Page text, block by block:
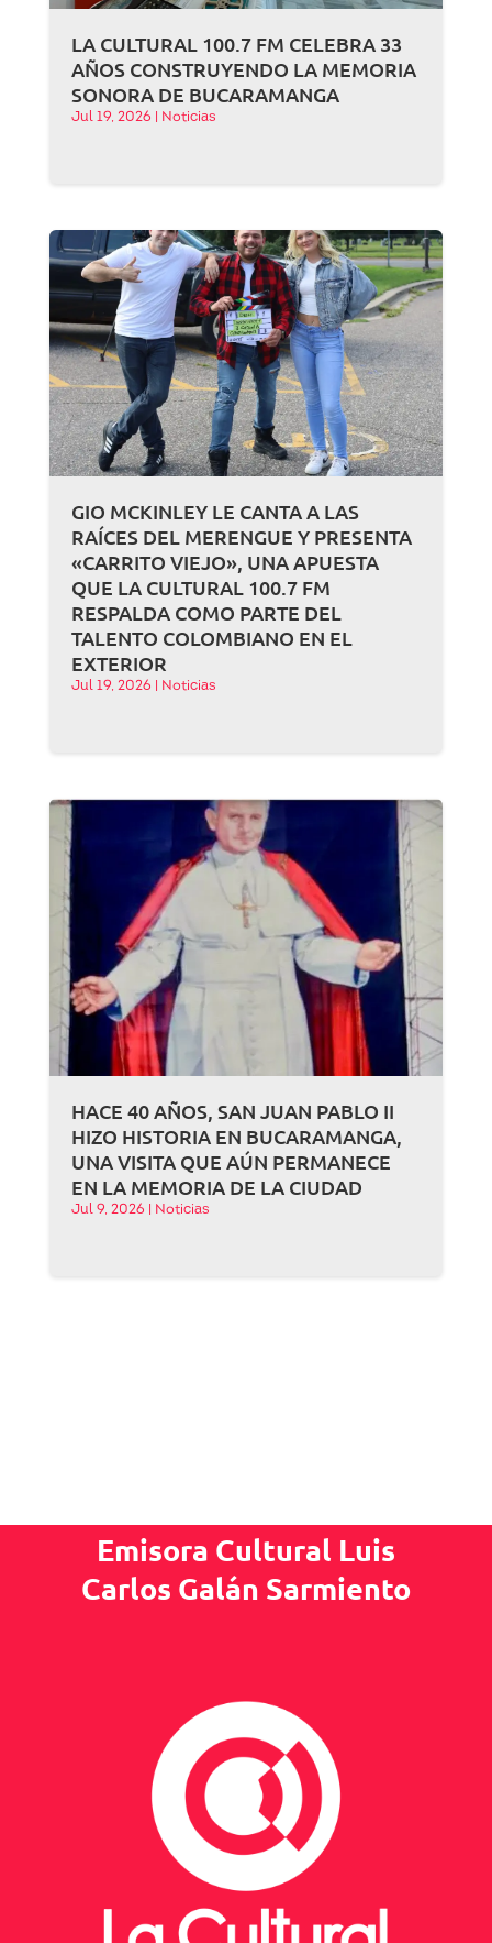
LA CULTURAL 100.7 FM CELEBRA 33
AÑOS CONSTRUYENDO LA MEMORIA
SONORA DE BUCARAMANGA
Jul 19, 2026 Noticias
GIO MCKINLEY LE CANTA A LAS
RAÍCES DEL MERENGUE Y PRESENTA
«CARRITO VIEJO», UNA APUESTA
QUE LA CULTURAL 100.7 FM
RESPALDA COMO PARTE DEL
TALENTO COLOMBIANO EN EL
EXTERIOR
Jul 19, 2026 Noticias
HACE 40 AÑOS, SAN JUAN PABLO II
HIZO HISTORIA EN BUCARAMANGA,
UNA VISITA QUE AÚN PERMANECE
EN LA MEMORIA DE LA CIUDAD
Jul 9, 2026 Noticias
Emisora Cultural Luis
Carlos Galán Sarmiento